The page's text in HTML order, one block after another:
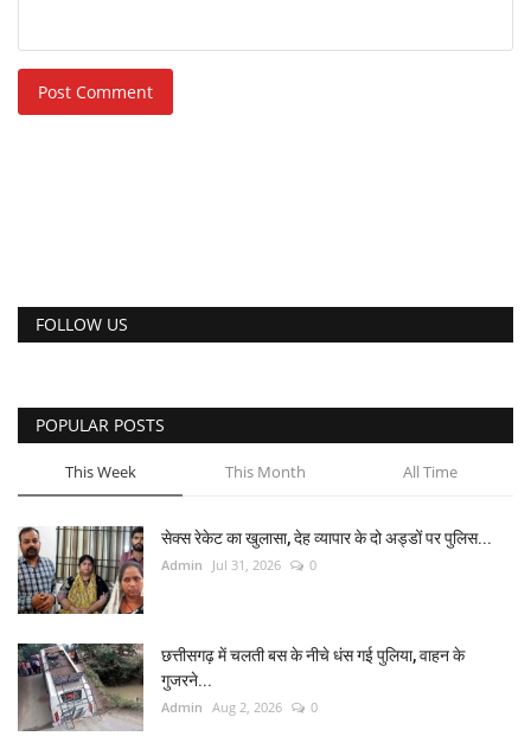
Post Comment
FOLLOW US
POPULAR POSTS
This Week This Month All Time
सेक्स रेकेट का खुलासा, देह व्यापार के दो अड्डों पर पुलिस...
Admin Jul 31, 2026 0
छत्तीसगढ़ में चलती बस के नीचे धंस गई पुलिया, वाहन के
गुजरने...
Admin Aug 2, 2026 0